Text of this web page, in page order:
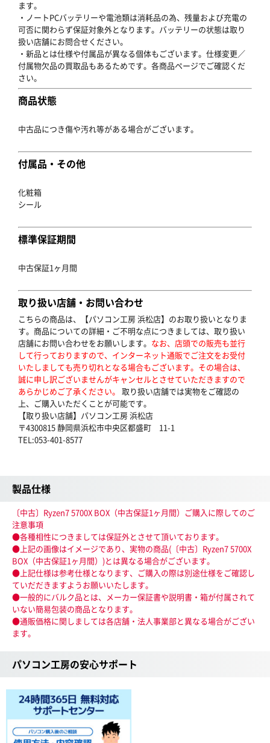
ます。
・ノートPCバッテリーや電池類は消耗品の為、残量および充電の
可否に関わらず保証対象外となります。バッテリーの状態は取り
扱い店舗にお問合せください。
・新品とは仕様や付属品が異なる個体もございます。仕様変更／
付属物欠品の買取品もあるためです。各商品ページでご確認くだ
さい。
商品状態
中古品につき傷や汚れ等がある場合がございます。
付属品・その他
化粧箱
シール
標準保証期間
中古保証1ヶ月間
取り扱い店舗・お問い合わせ
こちらの商品は、【パソコン工房 浜松店】のお取り扱いとなりま
す。商品についての詳細・ご不明な点につきましては、取り扱い
店舗にお問い合わせをお願いします。 なお、店頭での販売も並行
して行っておりますので、インターネット通販でご注文をお受付
いたしましても売り切れとなる場合もございます。その場合は、
誠に申し訳ございませんがキャンセルとさせていただきますので
あらかじめご了承ください。 取り扱い店舗では実物をご確認の
上、ご購入いただくことが可能です。
【取り扱い店舗】パソコン工房 浜松店
〒4300815 静岡県浜松市中央区都盛町 11-1
TEL:053-401-8577
製品仕様
〔中古〕Ryzen7 5700X BOX（中古保証1ヶ月間）ご購入に際してのご
注意事項
●各種相性につきましては保証外とさせて頂いております。
●上記の画像はイメージであり、実物の商品(〔中古〕Ryzen7 5700X
BOX（中古保証1ヶ月間）)とは異なる場合がございます。
●上記仕様は参考仕様となります、ご購入の際は別途仕様をご確認し
ていだだきますようお願いいたします。
●一般的にバルク品とは、メーカー保証書や説明書・箱が付属されて
いない簡易包装の商品となります。
●通販価格に関しましては各店舗・法人事業部と異なる場合がござい
ます。
パソコン工房の安心サポート